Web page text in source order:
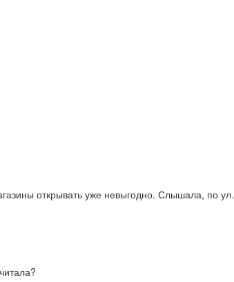
открывать уже невыгодно. Слышала, по ул.